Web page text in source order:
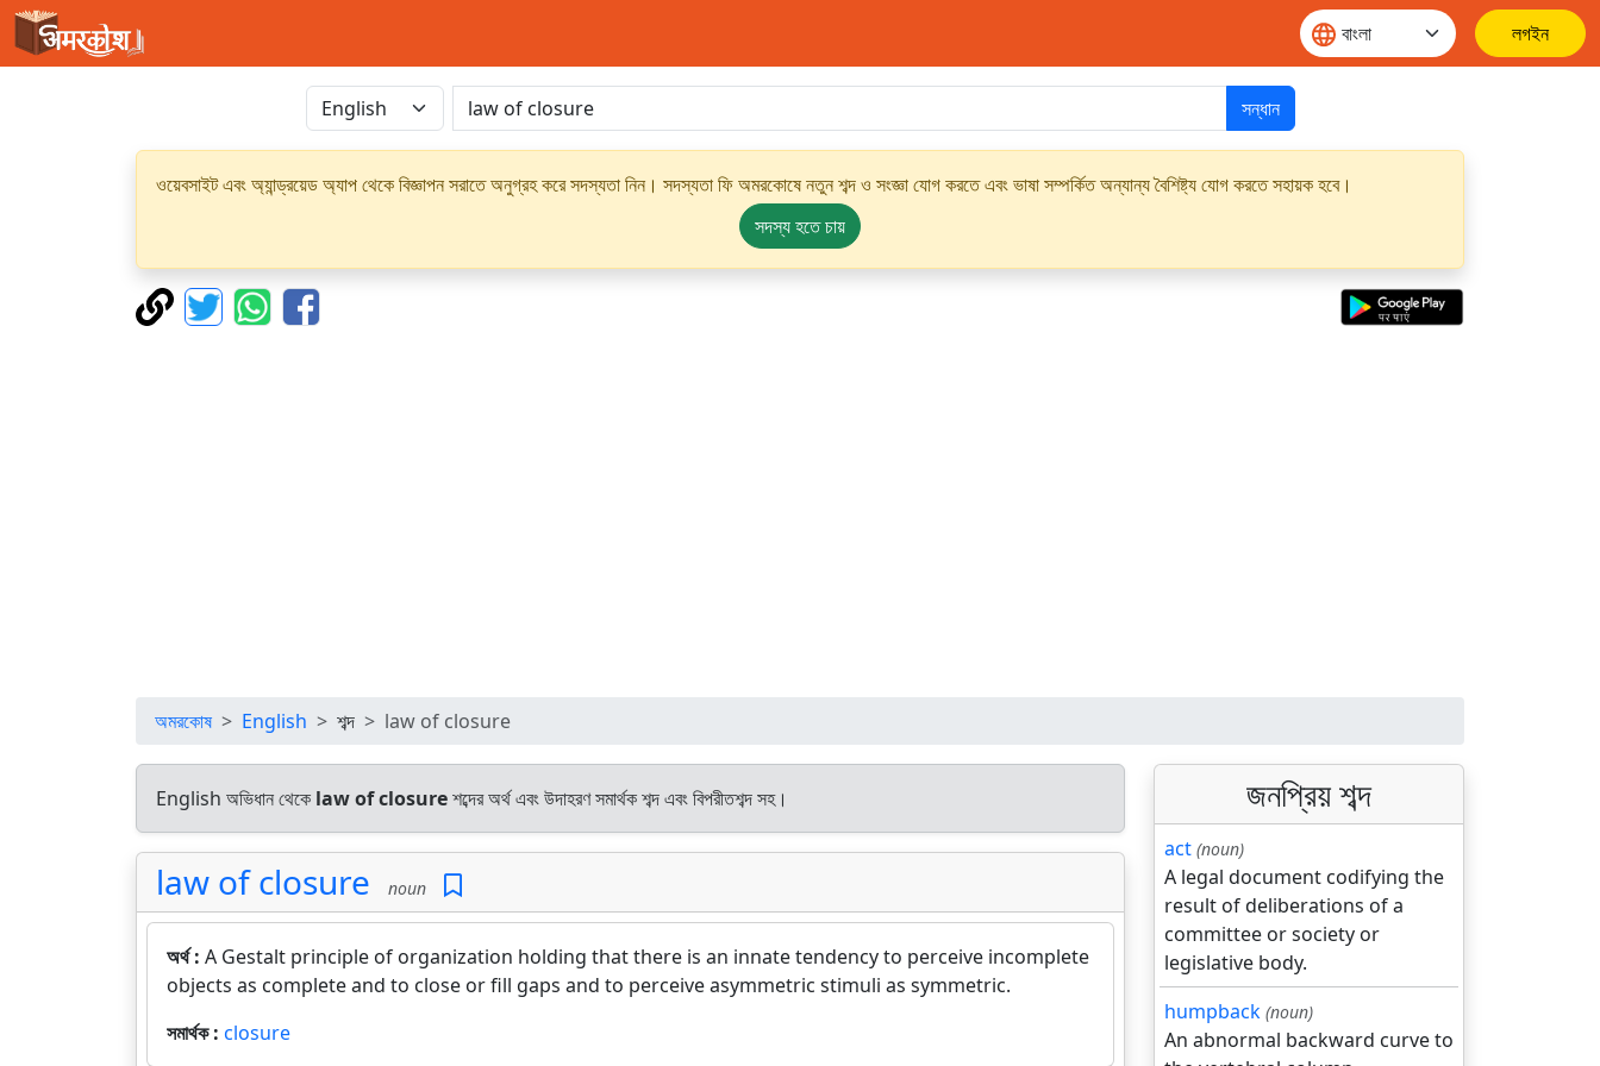
লগইন
সন্ধান
ওয়েবসাইট এবং অ্যান্ড্রয়েড অ্যাপ থেকে বিজ্ঞাপন সরাতে অনুগ্রহ করে সদস্যতা নিন। সদস্যতা ফি অমরকোষে নতুন শব্দ ও সংজ্ঞা যোগ করতে এবং ভাষা সম্পর্কিত অন্যান্য বৈশিষ্ট্য যোগ করতে সহায়ক হবে।
সদস্য হতে চায়
অমরকোষ English শব্দ law of closure
English অভিধান থেকে law of closureশব্দের অর্থ এবং উদাহরণ সমার্থক শব্দ এবং বিপরীতশব্দ সহ।
law of closure noun
অর্থ : A Gestalt principle of organization holding that there is an innate tendency to perceive incomplete
objects as complete and to close or fill gaps and to perceive asymmetric stimuli as symmetric.
সমার্থক : closure
জনপ্রিয় শব্দ
act (noun)
A legal document codifying the
result of deliberations of a
committee or society or
legislative body.
humpback (noun)
An abnormal backward curve to